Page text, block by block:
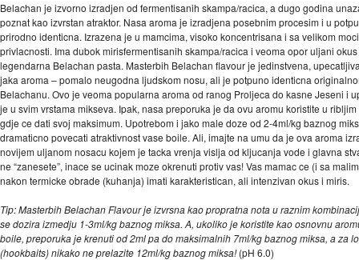
Belachan je izvorno izradjen od fermentisanih skampa/racica, a dugo godina
poznat kao izvrstan atraktor. Nasa aroma je izradjena posebnim procesim i u
prirodno identicna. Izrazena je u mamcima, visoko koncentrisana i sa velikom moci
privlacnosti. Ima dubok mirisfermentisanih skampa/racica i veoma opor uljani
legendarna Belachan pasta. Masterbih Belachan flavour je jedinstvena,
jaka aroma – pomalo neugodna ljudskom nosu, ali je potpuno identicna
Belachanu. Ovo je veoma popularna aroma od ranog Proljeca do kasne Jeseni i
je u svim vrstama mikseva. Ipak, nasa preporuka je da ovu aromu koristite u
gdje ce dati svoj maksimum. Upotrebom i jako male doze od 2-4ml/kg baznog
dramaticno povecati atraktivnost vase boile. Ali, imajte na umu da je ova aroma
novijem uljanom nosacu kojem je tacka vrenja vislja od kljucanja vode i glavna
ne “zanesete”, inace se ucinak moze okrenuti protiv vas! Vas mamac ce (i sa
nakon termicke obrade (kuhanja) imati karakteristican, ali intenzivan okus i miris.
Tip: Masterbih Belachan Flavour je izvrsna kao propratna nota u raznim
se dozira izmedju 1-3ml/kg baznog miksa. A, ukoliko je koristite kao osnovnu
boile, preporuka je krenuti od 2ml pa do maksimalnih 7ml/kg baznog miksa, a za
(hookbaits) nikako ne prelazite 12ml/kg baznog miksa!(pH 6.0)